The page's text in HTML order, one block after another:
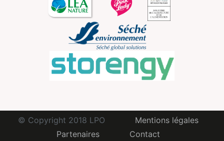
© Copyright 2018 LPO
Mentions légales
Partenaires
Contact